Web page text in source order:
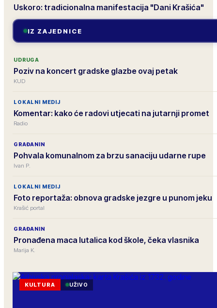
Uskoro: tradicionalna manifestacija "Dani Krašića"
IZ ZAJEDNICE
UDRUGA
Poziv na koncert gradske glazbe ovaj petak
KUD
LOKALNI MEDIJ
Komentar: kako će radovi utjecati na jutarnji promet
Radio
GRAĐANIN
Pohvala komunalnom za brzu sanaciju udarne rupe
Ivan P.
LOKALNI MEDIJ
Foto reportaža: obnova gradske jezgre u punom jeku
Krašić portal
GRAĐANIN
Pronađena maca lutalica kod škole, čeka vlasnika
Marija K.
KULTURA UŽIVO